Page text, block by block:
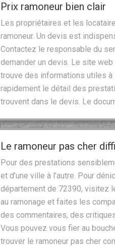
Prix ramoneur bien clair
Les propriétaires et les
ramoneur. Un devis est
Contactez le responsable du
demander un devis. Le site
trouve des informations utiles
rapidement le détail des
trouvent dans le devis. Le
Le ramoneur pas cher
Pour des prestations
et d’une ville à l’autre. Pour
département de 72390, visitez
au ramonage et faites les
des commentaires, des
Vous pouvez vous fier au
trouver le ramoneur pas cher